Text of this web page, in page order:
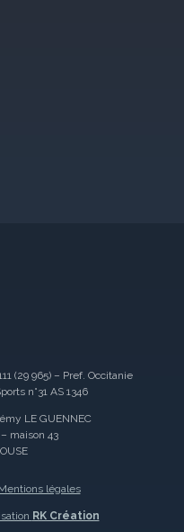
(29 965) – Pref. Occitanie
n°31 AS 1346
LE GUENNEC
maison 43
légales
RK Création